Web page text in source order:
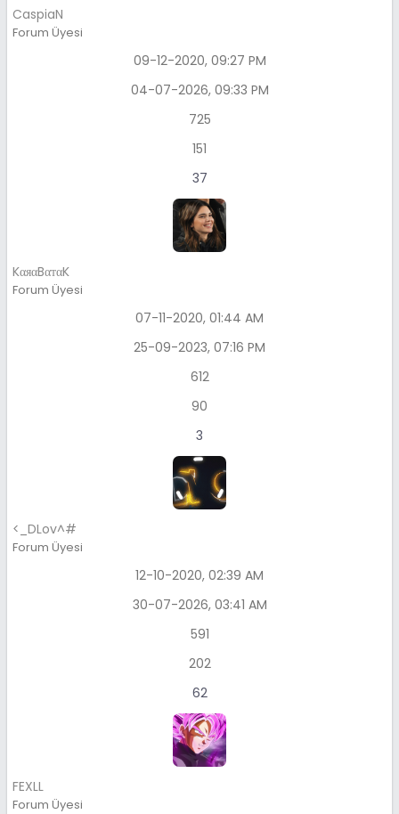
CaspiaN
Forum Üyesi
09-12-2020, 09:27 PM
04-07-2026, 09:33 PM
725
151
37
KαяαBαтαK
Forum Üyesi
07-11-2020, 01:44 AM
25-09-2023, 07:16 PM
612
90
3
<_DLov^#
Forum Üyesi
12-10-2020, 02:39 AM
30-07-2026, 03:41 AM
591
202
62
FEXLL
Forum Üyesi